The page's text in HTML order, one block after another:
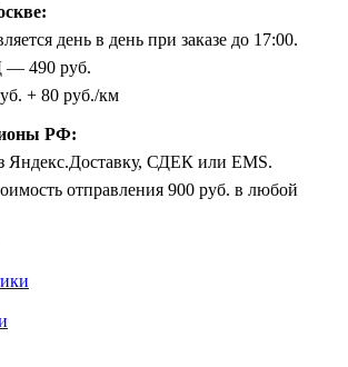
день в день при заказе до 17:00.
490 руб.
+ 80 руб./км
РФ:
Яндекс.Доставку, СДЕК или EMS.
отправления 900 руб. в любой